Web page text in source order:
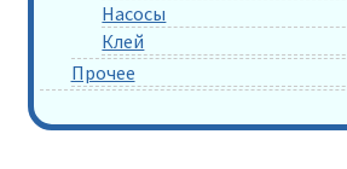
Насосы
Клей
Прочее